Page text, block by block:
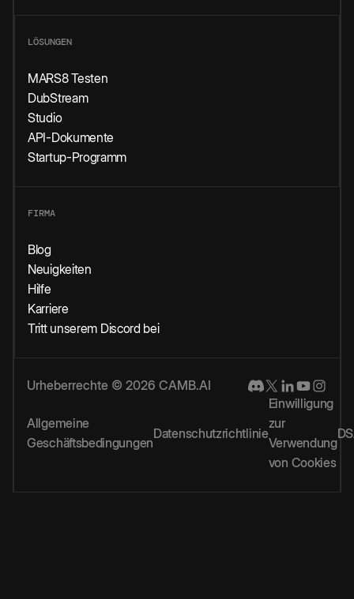
LÖSUNGEN
MARS8 Testen
DubStream
Studio
API-Dokumente
Startup-Programm
FIRMA
Blog
Neuigkeiten
Hilfe
Karriere
Tritt unserem Discord bei
Urheberrechte © 2026 CAMB.AI
Allgemeine
Geschäftsbedingungen
Datenschutzrichtlinie
Einwilligung
zur
Verwendung
von Cookies